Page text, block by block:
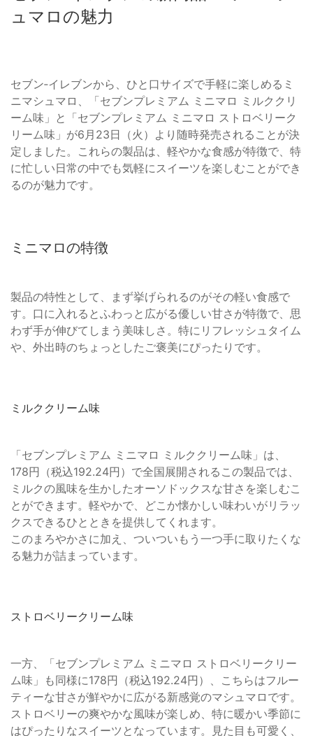
ュマロの魅力
セブン‐イレブンから、ひと口サイズで手軽に楽しめるミ
ニマシュマロ、「セブンプレミアム ミニマロ ミルククリ
ーム味」と「セブンプレミアム ミニマロ ストロベリーク
リーム味」が6月23日（火）より随時発売されることが決
定しました。これらの製品は、軽やかな食感が特徴で、特
に忙しい日常の中でも気軽にスイーツを楽しむことができ
るのが魅力です。
ミニマロの特徴
製品の特性として、まず挙げられるのがその軽い食感で
す。口に入れるとふわっと広がる優しい甘さが特徴で、思
わず手が伸びてしまう美味しさ。特にリフレッシュタイム
や、外出時のちょっとしたご褒美にぴったりです。
ミルククリーム味
「セブンプレミアム ミニマロ ミルククリーム味」は、
178円（税込192.24円）で全国展開されるこの製品では、
ミルクの風味を生かしたオーソドックスな甘さを楽しむこ
とができます。軽やかで、どこか懐かしい味わいがリラッ
クスできるひとときを提供してくれます。
このまろやかさに加え、ついついもう一つ手に取りたくな
る魅力が詰まっています。
ストロベリークリーム味
一方、「セブンプレミアム ミニマロ ストロベリークリー
ム味」も同様に178円（税込192.24円）、こちらはフルー
ティーな甘さが鮮やかに広がる新感覚のマシュマロです。
ストロベリーの爽やかな風味が楽しめ、特に暖かい季節に
はぴったりなスイーツとなっています。見た目も可愛く、